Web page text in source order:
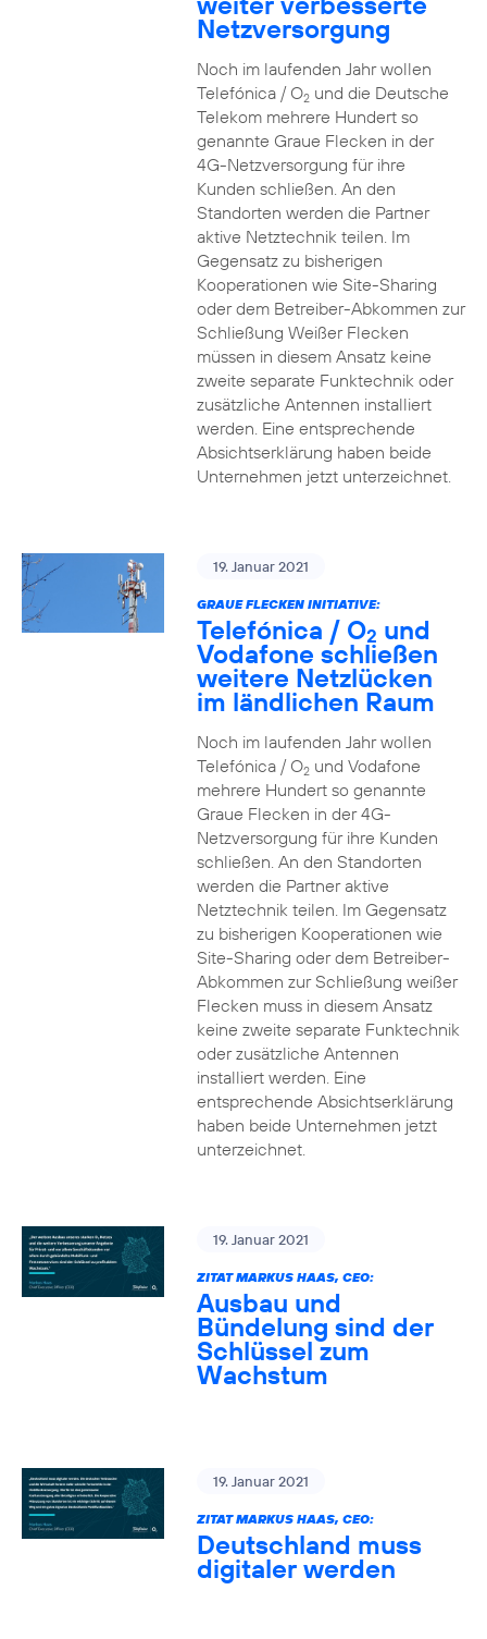
Netzversorgung
Noch im laufenden Jahr wollen
Telefónica / O2und die Deutsche
Telekom mehrere Hundert so
genannte Graue Flecken in der
4G-Netzversorgung für ihre
Kunden schließen. An den
Standorten werden die Partner
aktive Netztechnik teilen. Im
Gegensatz zu bisherigen
Kooperationen wie Site-Sharing
oder dem Betreiber-Abkommen zur
Schließung Weißer Flecken
müssen in diesem Ansatz keine
zweite separate Funktechnik oder
zusätzliche Antennen installiert
werden. Eine entsprechende
Absichtserklärung haben beide
Unternehmen jetzt unterzeichnet.
19. Januar 2021
GRAUE FLECKEN INITIATIVE:
Telefónica / O2 und
Vodafone schließen
weitere Netzlücken
im ländlichen Raum
Noch im laufenden Jahr wollen
Telefónica / O2und Vodafone
mehrere Hundert so genannte
Graue Flecken in der 4G-
Netzversorgung für ihre Kunden
schließen. An den Standorten
werden die Partner aktive
Netztechnik teilen. Im Gegensatz
zu bisherigen Kooperationen wie
Site-Sharing oder dem Betreiber-
Abkommen zur Schließung weißer
Flecken muss in diesem Ansatz
keine zweite separate Funktechnik
oder zusätzliche Antennen
installiert werden. Eine
entsprechende Absichtserklärung
haben beide Unternehmen jetzt
unterzeichnet.
19. Januar 2021
ZITAT MARKUS HAAS, CEO:
Ausbau und
Bündelung sind der
Schlüssel zum
Wachstum
19. Januar 2021
ZITAT MARKUS HAAS, CEO:
Deutschland muss
digitaler werden